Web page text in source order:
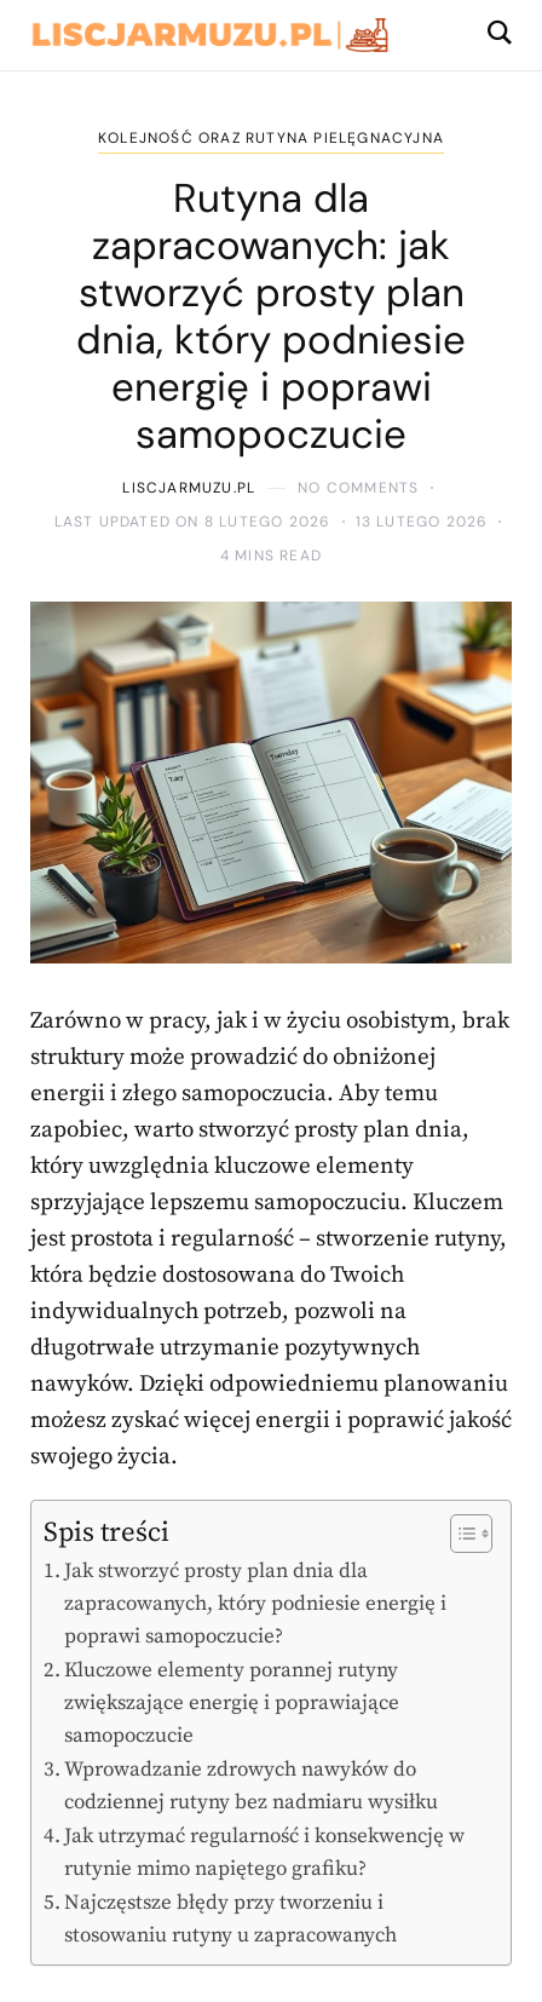
KOLEJNOŚĆ ORAZ RUTYNA PIELĘGNACYJNA
Rutyna dla
zapracowanych: jak
stworzyć prosty plan
dnia, który podniesie
energię i poprawi
samopoczucie
LISCJARMUZU.PL
NO COMMENTS
LAST UPDATED ON 8 LUTEGO 2026
13 LUTEGO 2026
4 MINS READ
Zarówno w pracy, jak i w życiu osobistym, brak
struktury może prowadzić do obniżonej
energii i złego samopoczucia. Aby temu
zapobiec, warto stworzyć prosty plan dnia,
który uwzględnia kluczowe elementy
sprzyjające lepszemu samopoczuciu. Kluczem
jest prostota i regularność – stworzenie rutyny,
która będzie dostosowana do Twoich
indywidualnych potrzeb, pozwoli na
długotrwałe utrzymanie pozytywnych
nawyków. Dzięki odpowiedniemu planowaniu
możesz zyskać więcej energii i poprawić jakość
swojego życia.
Spis treści
Jak stworzyć prosty plan dnia dla
zapracowanych, który podniesie energię i
poprawi samopoczucie?
Kluczowe elementy porannej rutyny
zwiększające energię i poprawiające
samopoczucie
Wprowadzanie zdrowych nawyków do
codziennej rutyny bez nadmiaru wysiłku
Jak utrzymać regularność i konsekwencję w
rutynie mimo napiętego grafiku?
Najczęstsze błędy przy tworzeniu i
stosowaniu rutyny u zapracowanych